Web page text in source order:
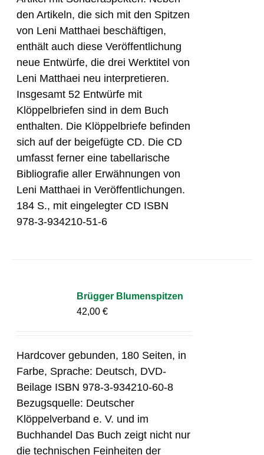
den Artikeln, die sich mit den Spitzen
von Leni Matthaei beschäftigen,
enthält auch diese Veröffentlichung
neue Entwürfe, die drei Werktitel von
Leni Matthaei neu interpretieren.
Insgesamt 52 Entwürfe mit
Klöppelbriefen sind in dem Buch
enthalten. Die Klöppelbriefe befinden
sich auf der beigefügte CD. Die CD
umfasst ferner eine tabellarische
Bibliografie aller Erwähnungen von
Leni Matthaei in Veröffentlichungen.
184 S., mit eingelegter CD ISBN
978-3-934210-51-6
Brügger Blumenspitzen
42,00€
Hardcover gebunden, 180 Seiten, in
Farbe, Sprache: Deutsch, DVD-
Beilage ISBN 978-3-934210-60-8
Bezugsquelle: Deutscher
Klöppelverband e. V. und im
Buchhandel Das Buch zeigt nicht nur
die technischen Feinheiten der